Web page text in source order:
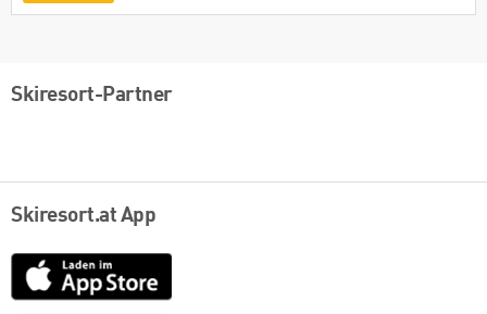
Skiresort-Partner
Skiresort.at App
App
Store